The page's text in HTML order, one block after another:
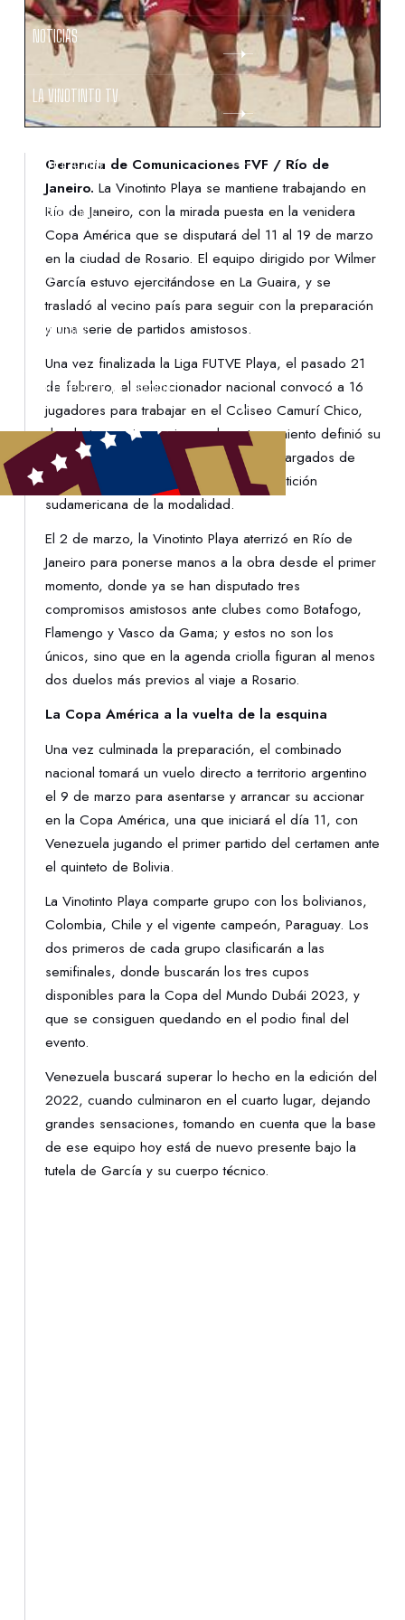
NOTICIAS
LA VINOTINTO TV
NOTIFICACIONES
NORMATIVAS
CONTACTO
DENUNCIAS
PROTECCIÓN DE LA INFANCIA
Gerencia de Comunicaciones FVF / Río de
Janeiro. La Vinotinto Playa se mantiene trabajando en
Río de Janeiro, con la mirada puesta en la venidera
Copa América que se disputará del 11 al 19 de marzo
en la ciudad de Rosario. El equipo dirigido por Wilmer
García estuvo ejercitándose en La Guaira, y se
trasladó al vecino país para seguir con la preparación
y una serie de partidos amistosos.
Una vez finalizada la Liga FUTVE Playa, el pasado 21
de febrero, el seleccionador nacional convocó a 16
jugadores para trabajar en el Coliseo Camurí Chico,
donde tras varias sesiones de entrenamiento definió su
lista de 12 futbolistas que serán los encargados de
representar al país en la máxima competición
sudamericana de la modalidad.
El 2 de marzo, la Vinotinto Playa aterrizó en Río de
Janeiro para ponerse manos a la obra desde el primer
momento, donde ya se han disputado tres
compromisos amistosos ante clubes como Botafogo,
Flamengo y Vasco da Gama; y estos no son los
únicos, sino que en la agenda criolla figuran al menos
dos duelos más previos al viaje a Rosario.
La Copa América a la vuelta de la esquina
Una vez culminada la preparación, el combinado
nacional tomará un vuelo directo a territorio argentino
el 9 de marzo para asentarse y arrancar su accionar
en la Copa América, una que iniciará el día 11, con
Venezuela jugando el primer partido del certamen ante
el quinteto de Bolivia.
La Vinotinto Playa comparte grupo con los bolivianos,
Colombia, Chile y el vigente campeón, Paraguay. Los
dos primeros de cada grupo clasificarán a las
semifinales, donde buscarán los tres cupos
disponibles para la Copa del Mundo Dubái 2023, y
que se consiguen quedando en el podio final del
evento.
Venezuela buscará superar lo hecho en la edición del
2022, cuando culminaron en el cuarto lugar, dejando
grandes sensaciones, tomando en cuenta que la base
de ese equipo hoy está de nuevo presente bajo la
tutela de García y su cuerpo técnico.